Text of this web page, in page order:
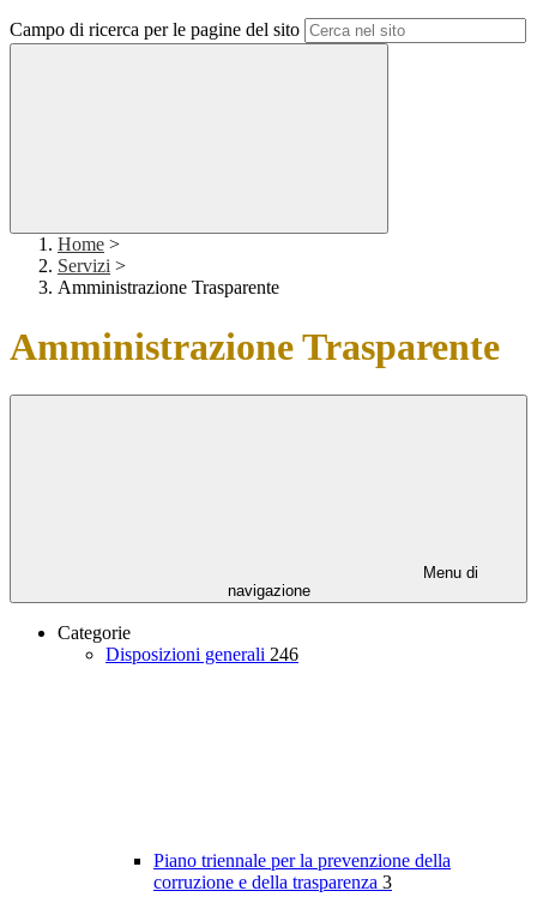
Campo di ricerca per le pagine del sito
Home >
Servizi >
Amministrazione Trasparente
Amministrazione Trasparente
Menu di
navigazione
Categorie
Disposizioni generali 246
Piano triennale per la prevenzione della
corruzione e della trasparenza 3